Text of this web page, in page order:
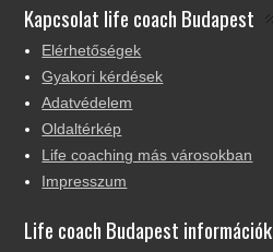
Kapcsolat life coach Budapest
Elérhetőségek
Gyakori kérdések
Adatvédelem
Oldaltérkép
Life coaching más városokban
Impresszum
Life coach Budapest információk